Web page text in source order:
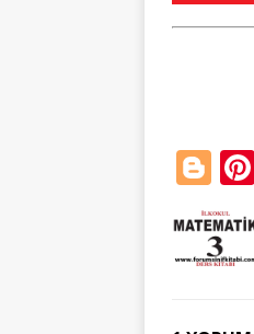
Bl
o
g
g